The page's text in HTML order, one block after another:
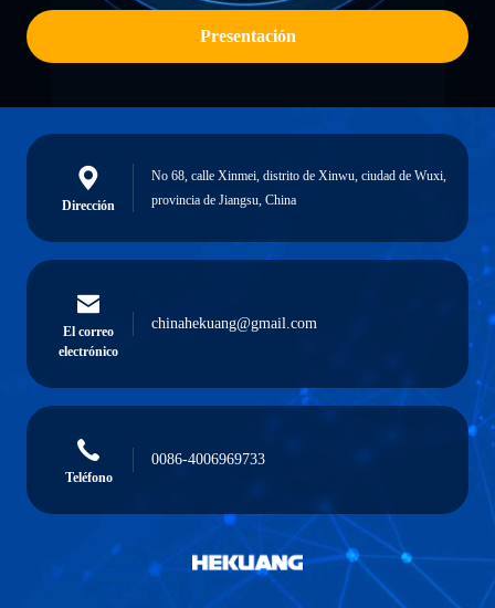
Presentación
Dirección
No 68, calle Xinmei, distrito de Xinwu, ciudad de Wuxi,
provincia de Jiangsu, China
El correo
electrónico
chinahekuang@gmail.com
Teléfono
0086-4006969733